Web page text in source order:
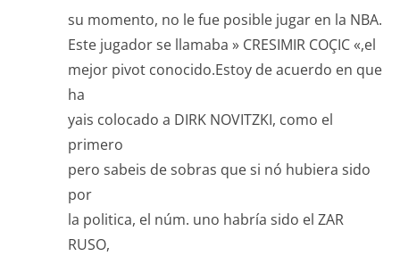
su momento, no le fue posible jugar en la NBA.
Este jugador se llamaba » CRESIMIR COÇIC «,el
mejor pivot conocido.Estoy de acuerdo en que
ha
yais colocado a DIRK NOVITZKI, como el
primero
pero sabeis de sobras que si nó hubiera sido
por
la politica, el núm. uno habría sido el ZAR
RUSO,